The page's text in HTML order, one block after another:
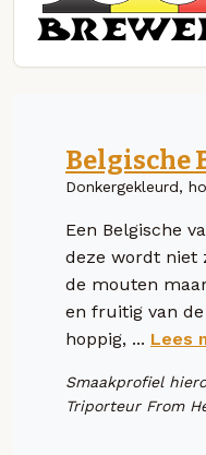
Belgische
Donkergekleurd,
Een Belgische
deze wordt niet
de mouten
en fruitig van
hoppig, ... Lees
Smaakprofiel
Triporteur From